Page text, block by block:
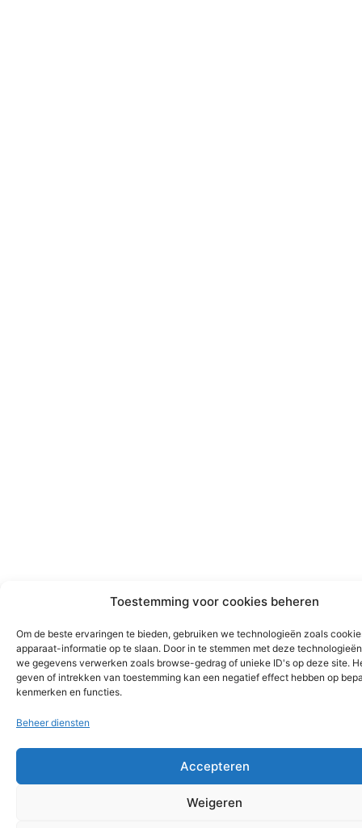
Toestemming voor cookies beheren
Om de beste ervaringen te bieden, gebruiken we technologieën zoals
apparaat-informatie op te slaan. Door in te stemmen met deze
we gegevens verwerken zoals browse-gedrag of unieke ID's op deze site.
geven of intrekken van toestemming kan een negatief effect hebben op
kenmerken en functies.
Beheer diensten
Accepteren
Weigeren